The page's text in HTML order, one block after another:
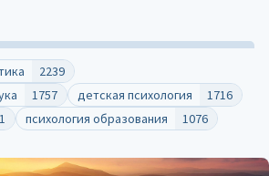
2239
1757 детская психология
1716
психология образования
1076